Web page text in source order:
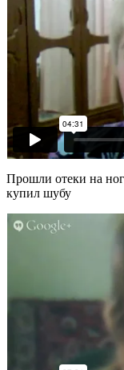
Прошли отеки на
купил шубу